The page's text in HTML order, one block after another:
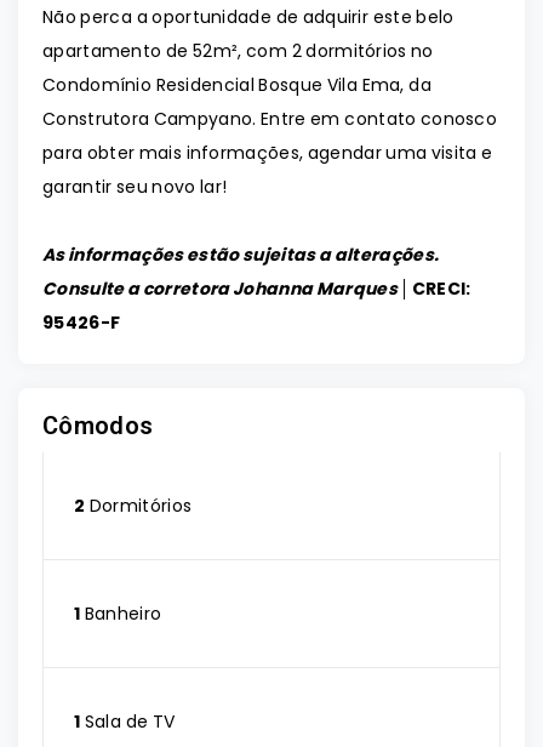
Não perca a oportunidade de adquirir este belo
apartamento de 52m², com 2 dormitórios no
Condomínio Residencial Bosque Vila Ema, da
Construtora Campyano. Entre em contato conosco
para obter mais informações, agendar uma visita e
garantir seu novo lar!
As informações estão sujeitas a alterações.
Consulte a corretora Johanna Marques │ CRECI:
95426-F
Cômodos
2 Dormitórios
1 Banheiro
1 Sala de TV